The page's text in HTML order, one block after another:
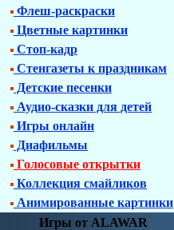
Флеш-раскраски
Цветные картинки
Стоп-кадр
Стенгазеты к праздникам
Детские песенки
Аудио-сказки для детей
Игры онлайн
Диафильмы
Голосовые открытки
Коллекция смайликов
Анимированные картинки
Игры от ALAWAR